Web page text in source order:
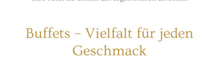
Buffets – Vielfalt für jeden
Geschmack